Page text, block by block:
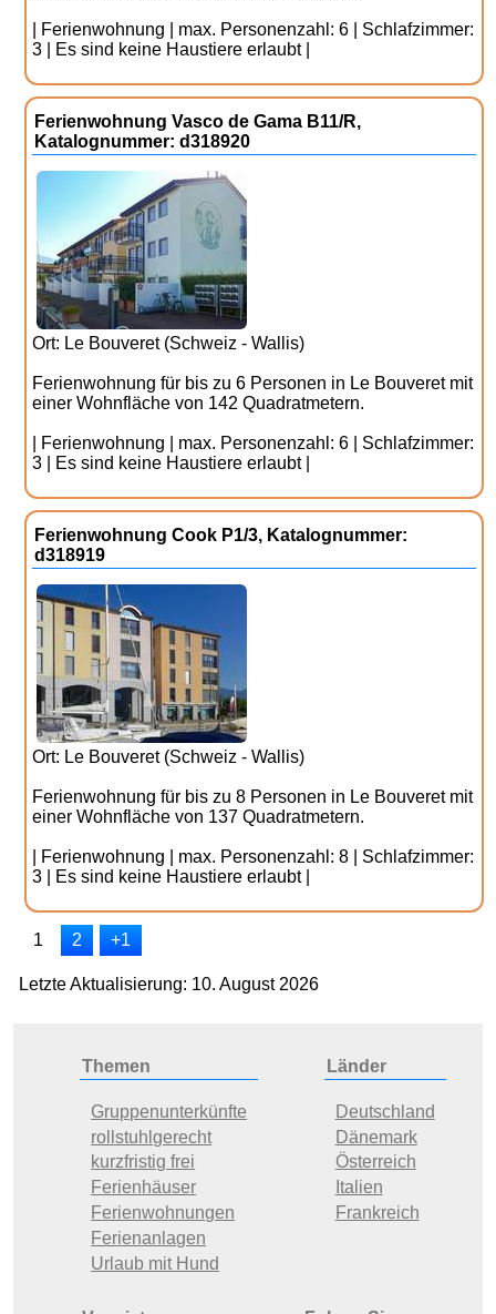
| Ferienwohnung | max. Personenzahl: 6 | Schlafzimmer:
3 | Es sind keine Haustiere erlaubt |
Ferienwohnung Vasco de Gama B11/R,
Katalognummer: d318920
Ort: Le Bouveret (Schweiz - Wallis)
Ferienwohnung für bis zu 6 Personen in Le Bouveret mit
einer Wohnfläche von 142 Quadratmetern.
| Ferienwohnung | max. Personenzahl: 6 | Schlafzimmer:
3 | Es sind keine Haustiere erlaubt |
Ferienwohnung Cook P1/3, Katalognummer:
d318919
Ort: Le Bouveret (Schweiz - Wallis)
Ferienwohnung für bis zu 8 Personen in Le Bouveret mit
einer Wohnfläche von 137 Quadratmetern.
| Ferienwohnung | max. Personenzahl: 8 | Schlafzimmer:
3 | Es sind keine Haustiere erlaubt |
1 2 +1
Letzte Aktualisierung: 10. August 2026
Themen
Gruppenunterkünfte
rollstuhlgerecht
kurzfristig frei
Ferienhäuser
Ferienwohnungen
Ferienanlagen
Urlaub mit Hund
Länder
Deutschland
Dänemark
Österreich
Italien
Frankreich